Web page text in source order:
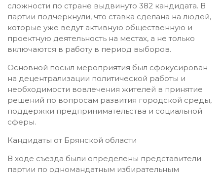
сложности по стране выдвинуто 382 кандидата. В
партии подчеркнули, что ставка сделана на людей,
которые уже ведут активную общественную и
проектную деятельность на местах, а не только
включаются в работу в период выборов.
Основной посыл мероприятия был сфокусирован
на децентрализации политической работы и
необходимости вовлечения жителей в принятие
решений по вопросам развития городской среды,
поддержки предпринимательства и социальной
сферы.
Кандидаты от Брянской области
В ходе съезда были определены представители
партии по одномандатным избирательным